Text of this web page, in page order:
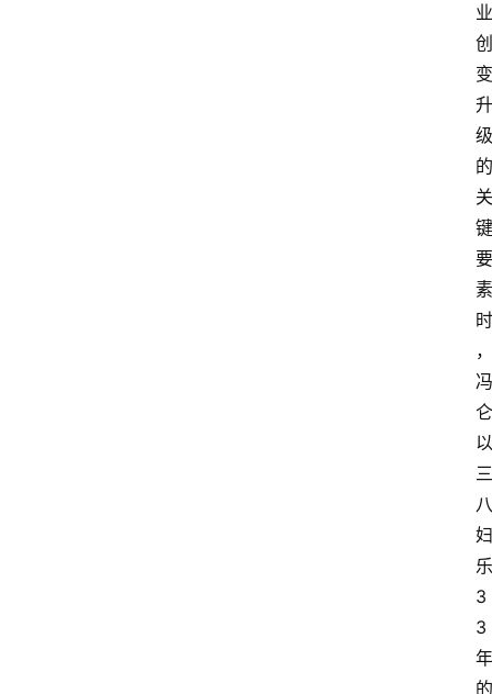
业
创
变
升
级
的
关
键
要
素
时
，
冯
仑
以
三
八
妇
乐
3
3
年
的